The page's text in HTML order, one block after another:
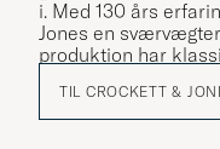
i. Med 130 års
Jones en
produktion har
Jones er man altid
få design og
TIL CROCKETT &